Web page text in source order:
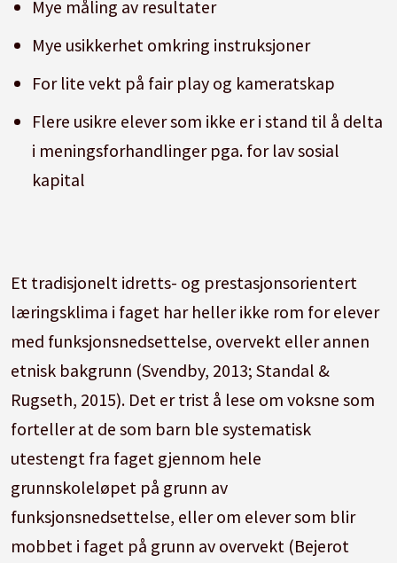
Mye måling av resultater
Mye usikkerhet omkring instruksjoner
For lite vekt på fair play og kameratskap
Flere usikre elever som ikke er i stand til å delta
i meningsforhandlinger pga. for lav sosial
kapital
Et tradisjonelt idretts- og prestasjonsorientert
læringsklima i faget har heller ikke rom for elever
med funksjonsnedsettelse, overvekt eller annen
etnisk bakgrunn (Svendby, 2013; Standal &
Rugseth, 2015). Det er trist å lese om voksne som
forteller at de som barn ble systematisk
utestengt fra faget gjennom hele
grunnskoleløpet på grunn av
funksjonsnedsettelse, eller om elever som blir
mobbet i faget på grunn av overvekt (Bejerot